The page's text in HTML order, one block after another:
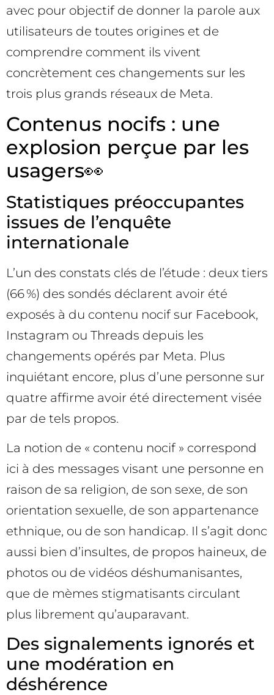
avec pour objectif de donner la parole aux
utilisateurs de toutes origines et de
comprendre comment ils vivent
concrètement ces changements sur les
trois plus grands réseaux de Meta.
Contenus nocifs : une
explosion perçue par les
usagers👀
Statistiques préoccupantes
issues de l’enquête
internationale
L’un des constats clés de l’étude : deux tiers
(66 %) des sondés déclarent avoir été
exposés à du contenu nocif sur Facebook,
Instagram ou Threads depuis les
changements opérés par Meta. Plus
inquiétant encore, plus d’une personne sur
quatre affirme avoir été directement visée
par de tels propos.
La notion de « contenu nocif » correspond
ici à des messages visant une personne en
raison de sa religion, de son sexe, de son
orientation sexuelle, de son appartenance
ethnique, ou de son handicap. Il s’agit donc
aussi bien d’insultes, de propos haineux, de
photos ou de vidéos déshumanisantes,
que de mèmes stigmatisants circulant
plus librement qu’auparavant.
Des signalements ignorés et
une modération en
déshérence